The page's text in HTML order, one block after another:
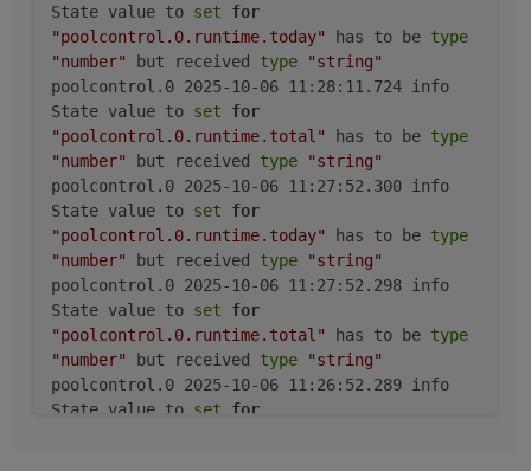
2025-10-06 11:27:52.300	info	State value
poolcontrol.0
2025-10-06 11:27:52.298	info	State value
poolcontrol.0
2025-10-06 11:26:52.289	info	State value
poolcontrol.0
2025-10-06 11:26:52.286	info	State value
poolcontrol.0
2025-10-06 11:25:52.274	info	State value
poolcontrol.0
2025-10-06 11:25:52.272	info	State value
poolcontrol.0
2025-10-06 11:24:52.261	info	State value
poolcontrol.0
2025-10-06 11:24:52.259	info	State value
poolcontrol.0
2025-10-06 11:23:52.256	info	State value
poolcontrol.0
State value to set
for
"poolcontrol.0.runtime.today"
has to be type
"number"
but received type
"string"
poolcontrol.0 2025-10-06 11:28:11.724 info
State value to set
for
"poolcontrol.0.runtime.total"
has to be type
"number"
but received type
"string"
poolcontrol.0 2025-10-06 11:27:52.300 info
State value to set
for
"poolcontrol.0.runtime.today"
has to be type
"number"
but received type
"string"
poolcontrol.0 2025-10-06 11:27:52.298 info
State value to set
for
"poolcontrol.0.runtime.total"
has to be type
"number"
but received type
"string"
poolcontrol.0 2025-10-06 11:26:52.289 info
State value to set
for